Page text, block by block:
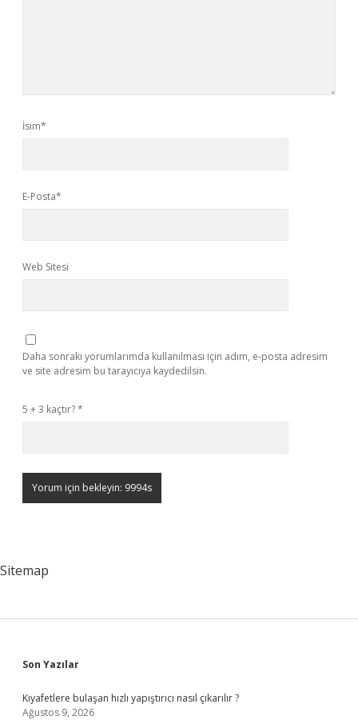
İsim*
E-Posta*
Web Sitesi
Daha sonraki yorumlarımda kullanılması için adım, e-posta adresim
ve site adresim bu tarayıcıya kaydedilsin.
5 + 3 kaçtır?*
Sitemap
Sidebar
Son Yazılar
Kıyafetlere bulaşan hızlı yapıştırıcı nasıl çıkarılır ?
Ağustos 9, 2026